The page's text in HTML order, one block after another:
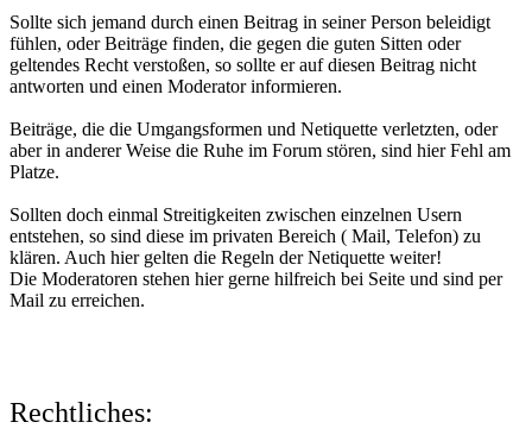
Sollte sich jemand durch einen Beitrag in seiner Person beleidigt
fühlen, oder Beiträge finden, die gegen die guten Sitten oder
geltendes Recht verstoßen, so sollte er auf diesen Beitrag nicht
antworten und einen Moderator informieren.
Beiträge, die die Umgangsformen und Netiquette verletzten, oder
aber in anderer Weise die Ruhe im Forum stören, sind hier Fehl am
Platze.
Sollten doch einmal Streitigkeiten zwischen einzelnen Usern
entstehen, so sind diese im privaten Bereich ( Mail, Telefon) zu
klären. Auch hier gelten die Regeln der Netiquette weiter!
Die Moderatoren stehen hier gerne hilfreich bei Seite und sind per
Mail zu erreichen.
Rechtliches: